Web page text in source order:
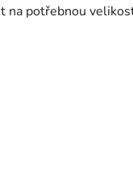
na potřebnou